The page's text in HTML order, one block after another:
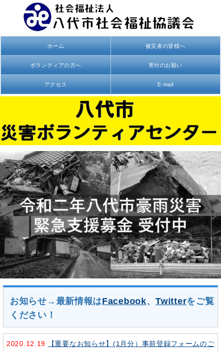
ホーム 被災者の皆様へ
ボランティアの方へ 寄付のお願い
アクセス E-mail
お知らせ→最新情報はFacebook、Twitterをご覧
ください！
2020.12.19
【重要なお知らせ】(1月分）事前登録フォームのご